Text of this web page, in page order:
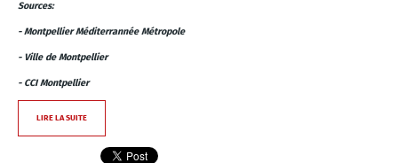
Sources:
- Montpellier Méditerrannée Métropole
- Ville de Montpellier
- CCI Montpellier
LIRE LA SUITE